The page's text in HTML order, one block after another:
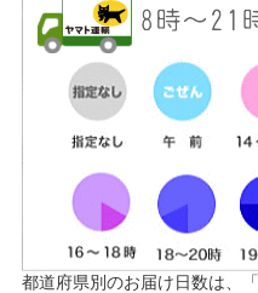
都道府県別のお届け日数は、「